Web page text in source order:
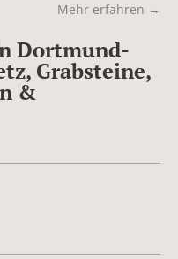
Mehr erfahren →
Dortmund-
Grabsteine,
&